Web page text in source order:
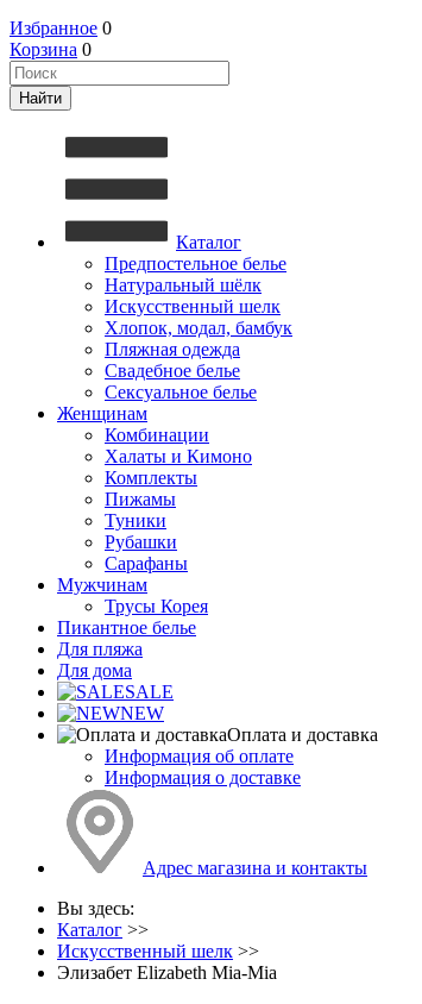
Избранное 0
Корзина 0
Каталог
Предпостельное белье
Натуральный шёлк
Искусственный шелк
Хлопок, модал, бамбук
Пляжная одежда
Свадебное белье
Сексуальное белье
Женщинам
Комбинации
Халаты и Кимоно
Комплекты
Пижамы
Туники
Рубашки
Сарафаны
Мужчинам
Трусы Корея
Пикантное белье
Для пляжа
Для дома
SALE
NEW
Оплата и доставка
Информация об оплате
Информация о доставке
Адрес магазина и контакты
Вы здесь:
Каталог >>
Искусственный шелк >>
Элизабет Elizabeth Mia-Mia